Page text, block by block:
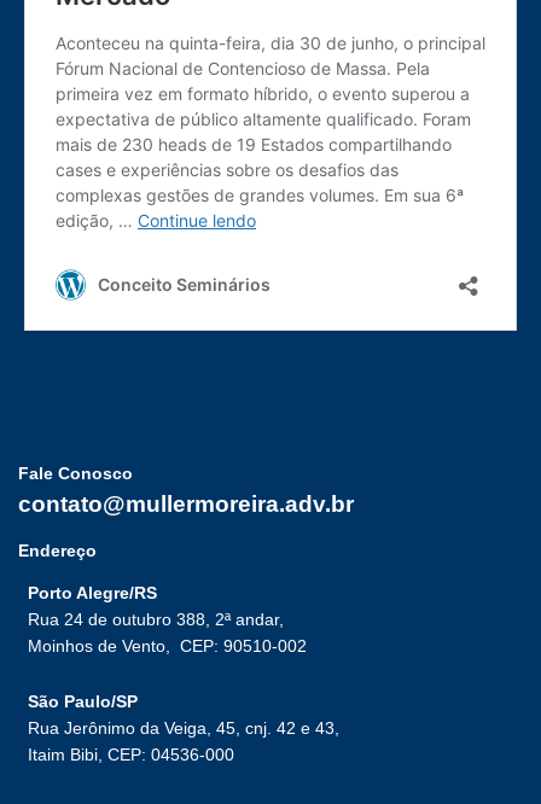
Fale Conosco
contato@mullermoreira.adv.br
Endereço
Porto Alegre/RS
Rua 24 de outubro 388, 2ª andar,
Moinhos de Vento, CEP: 90510-002
São Paulo/SP
Rua Jerônimo da Veiga, 45, cnj. 42 e 43,
Itaim Bibi, CEP: 04536-000